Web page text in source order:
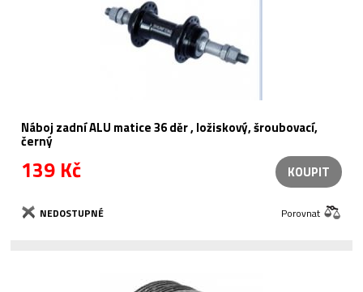
Náboj zadní ALU matice 36 děr , ložiskový, šroubovací,
černý
139 Kč KOUPIT
NEDOSTUPNÉ Porovnat